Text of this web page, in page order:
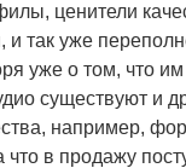
ценители
и так уже
уже о том, что
существуют и
например,
в продажу